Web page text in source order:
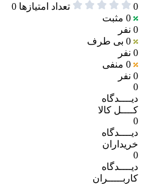
0 تعداد امتیازها 0
0 مثبت
0 نفر
0 بی طرف
0 نفر
0 منفی
0 نفر
0
دیــــدگاه
کــــل کالا
0
دیــــدگاه
خریداران
0
دیــــدگاه
کاربـــــران